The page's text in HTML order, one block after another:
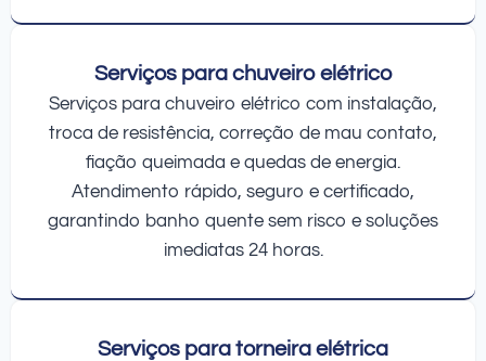
Serviços para chuveiro elétrico
Serviços para chuveiro elétrico com instalação,
troca de resistência, correção de mau contato,
fiação queimada e quedas de energia.
Atendimento rápido, seguro e certificado,
garantindo banho quente sem risco e soluções
imediatas 24 horas.
Serviços para torneira elétrica